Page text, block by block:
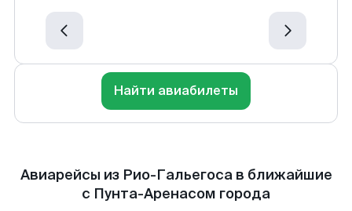
Найти авиабилеты
Авиарейсы из Рио-Гальегоса в ближайшие
с Пунта-Аренасом города